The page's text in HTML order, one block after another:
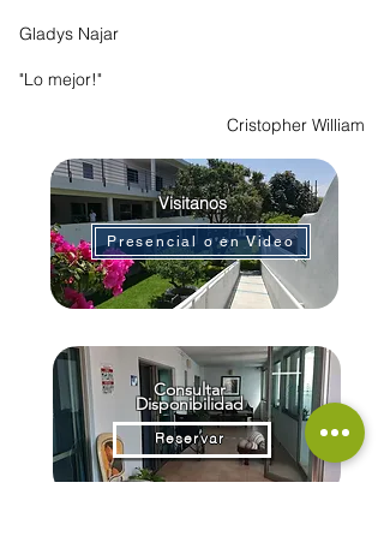
Gladys Najar
"Lo mejor!"
Cristopher William
Presencial o en Video
Visitanos
Consultar
Disponibilidad
Reservar